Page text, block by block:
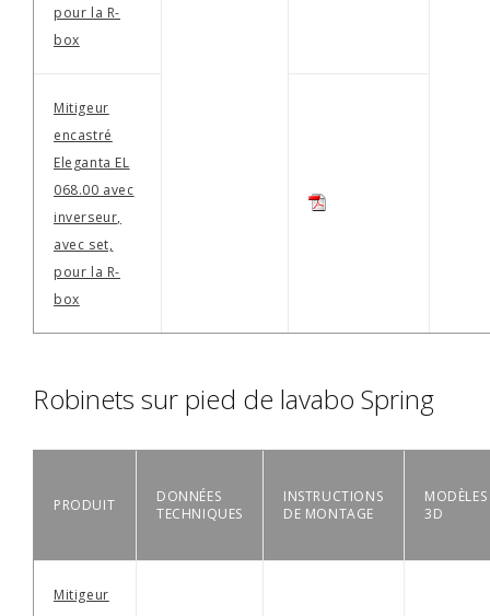
pour la R-
box
Mitigeur
encastré
Eleganta EL
068.00 avec
inverseur,
avec set,
pour la R-
box
Robinets sur pied de lavabo Spring
PRODUIT
DONNÉES
TECHNIQUES
INSTRUCTIONS
DE MONTAGE
MODÈLES
3D
Mitigeur